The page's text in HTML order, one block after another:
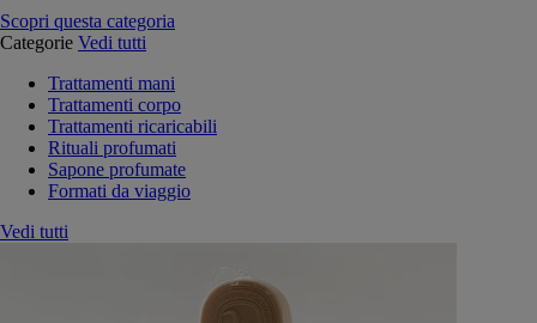
Scopri questa categoria
Categorie Vedi tutti
Trattamenti mani
Trattamenti corpo
Trattamenti ricaricabili
Rituali profumati
Sapone profumate
Formati da viaggio
Vedi tutti